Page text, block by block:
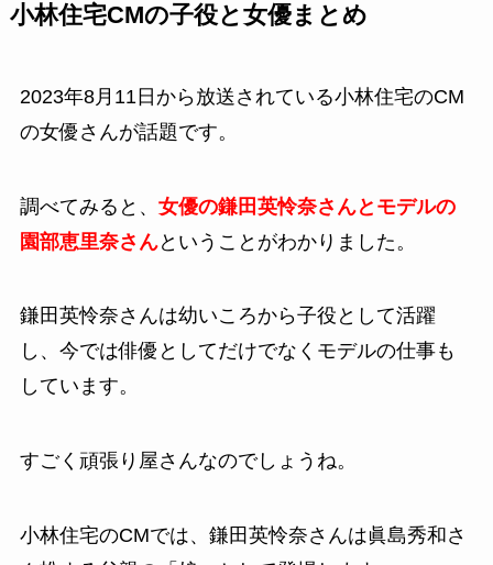
小林住宅CMの子役と女優まとめ
2023年8月11日から放送されている小林住宅のCM
の女優さんが話題です。
調べてみると、 女優の鎌田英怜奈さんとモデルの
園部恵里奈さんということがわかりました。
鎌田英怜奈さんは幼いころから子役として活躍
し、今では俳優としてだけでなくモデルの仕事も
しています。
すごく頑張り屋さんなのでしょうね。
小林住宅のCMでは、鎌田英怜奈さんは眞島秀和さ